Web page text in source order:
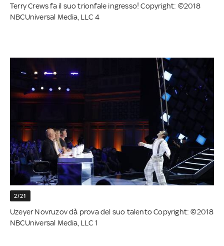
Terry Crews fa il suo trionfale ingresso! Copyright: ©2018
NBCUniversal Media, LLC 4
2/21
Uzeyer Novruzov dà prova del suo talento Copyright: ©2018
NBCUniversal Media, LLC 1